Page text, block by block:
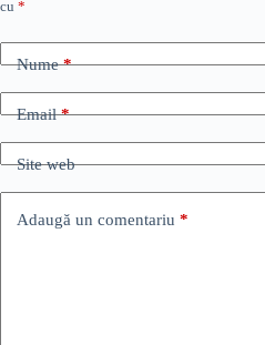
cu *
Nume*
Email*
Site web
Adaugă un comentariu *